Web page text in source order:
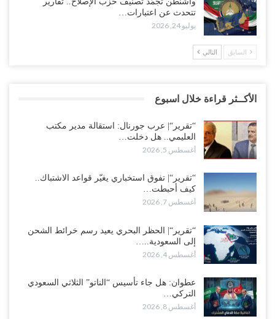
تتحدث عن اعتبارات…
يوليو 24, 2026
السابق التالي
الأكــثر قراءة خلال اسبوع
“تقرير“| عرب جورنال: استقالة مدير مكتب
العليمي.. هل دخلت…
أغسطس 5, 2026
“تقرير“| تفوق استخباري يغيّر قواعد الاشتباك..
كيف أحبطت…
أغسطس 7, 2026
“تقرير“| الحظر البحري يعيد رسم خرائط الشحن
إلى السعودية..…
أغسطس 4, 2026
عطوان: هل جاء تأسيس “الناتو” الثلاثي السعودي
التركي…
أغسطس 8, 2026